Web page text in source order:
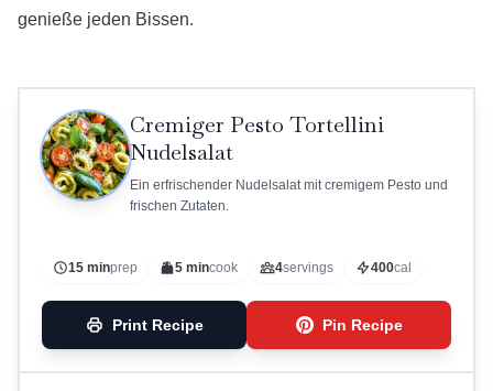
genieße jeden Bissen.
Cremiger Pesto Tortellini
Nudelsalat
Ein erfrischender Nudelsalat mit cremigem Pesto und
frischen Zutaten.
15 minprep 5 mincook 4servings 400cal
Print Recipe Pin Recipe